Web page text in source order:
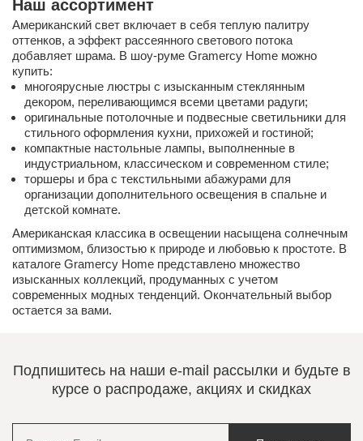
Наш ассортимент
Американский свет включает в себя теплую палитру
оттенков, а эффект рассеянного светового потока
добавляет шрама. В шоу-руме Gramercy Home можно
купить:
многоярусные люстры с изысканным стеклянным
декором, переливающимся всеми цветами радуги;
оригинальные потолочные и подвесные светильники для
стильного оформления кухни, прихожей и гостиной;
компактные настольные лампы, выполненные в
индустриальном, классическом и современном стиле;
торшеры и бра с текстильными абажурами для
организации дополнительного освещения в спальне и
детской комнате.
Американская классика в освещении насыщена солнечным
оптимизмом, близостью к природе и любовью к простоте. В
каталоге Gramercy Home представлено множество
изысканных коллекций, продуманных с учетом
современных модных тенденций. Окончательный выбор
остается за вами.
Подпишитесь на наши e-mail рассылки и будьте в
курсе о распродаже, акциях и скидках